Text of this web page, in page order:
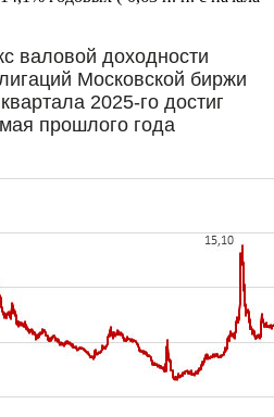
валовой доходности
Московской биржи
2025-го достиг
прошлого года